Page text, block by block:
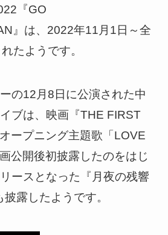
『GO
』は、2022年11月1日～全
たようです。
の12月8日に公演された中
ブは、映画『THE FIRST
ープニング主題歌「LOVE
公開後初披露したのをはじ
ースとなった『月夜の残響
露したようです。